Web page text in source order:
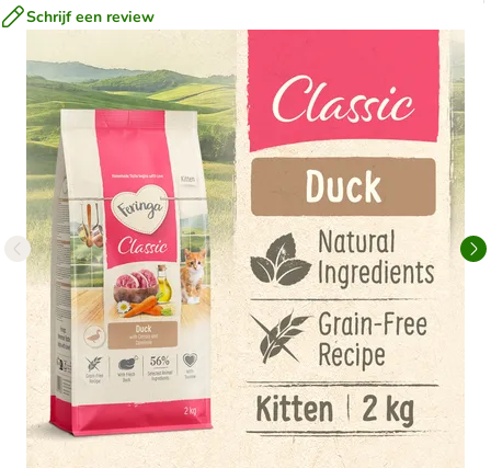
Schrijf een review